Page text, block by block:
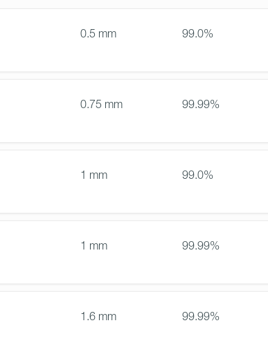
0.5 mm 99.0%
0.75 mm 99.99%
1 mm 99.0%
1 mm 99.99%
1.6 mm 99.99%